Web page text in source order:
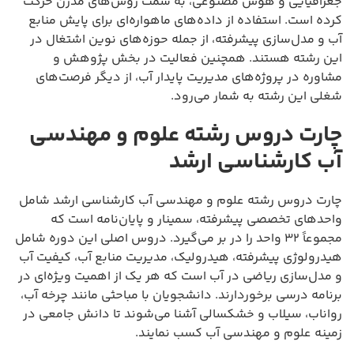
کرده است. استفاده از داده‌های ماهواره‌ای برای پایش منابع
آب و مدل‌سازی پیشرفته، از جمله حوزه‌های نوین اشتغال در
این رشته هستند. همچنین فعالیت در بخش پژوهش و
مشاوره در پروژه‌های مدیریت پایدار آب، از دیگر فرصت‌های
شغلی این رشته به شمار می‌رود.
چارت دروس رشته علوم و مهندسی
آب کارشناسی ارشد
چارت دروس رشته علوم و مهندسی آب کارشناسی ارشد شامل
واحدهای تخصصی پیشرفته، سمینار و پایان‌نامه است که
مجموعاً ۳۲ واحد را در بر می‌گیرد. دروس اصلی این دوره شامل
هیدرولوژی پیشرفته، هیدرولیک، مدیریت منابع آب، کیفیت آب
و مدل‌سازی ریاضی در آب است که هر یک از اهمیت ویژه‌ای در
برنامه درسی برخوردارند. دانشجویان با مباحثی مانند چرخه آب،
رواناب، سیلاب و خشکسالی آشنا می‌شوند تا دانش جامعی در
زمینه علوم و مهندسی آب کسب نمایند.